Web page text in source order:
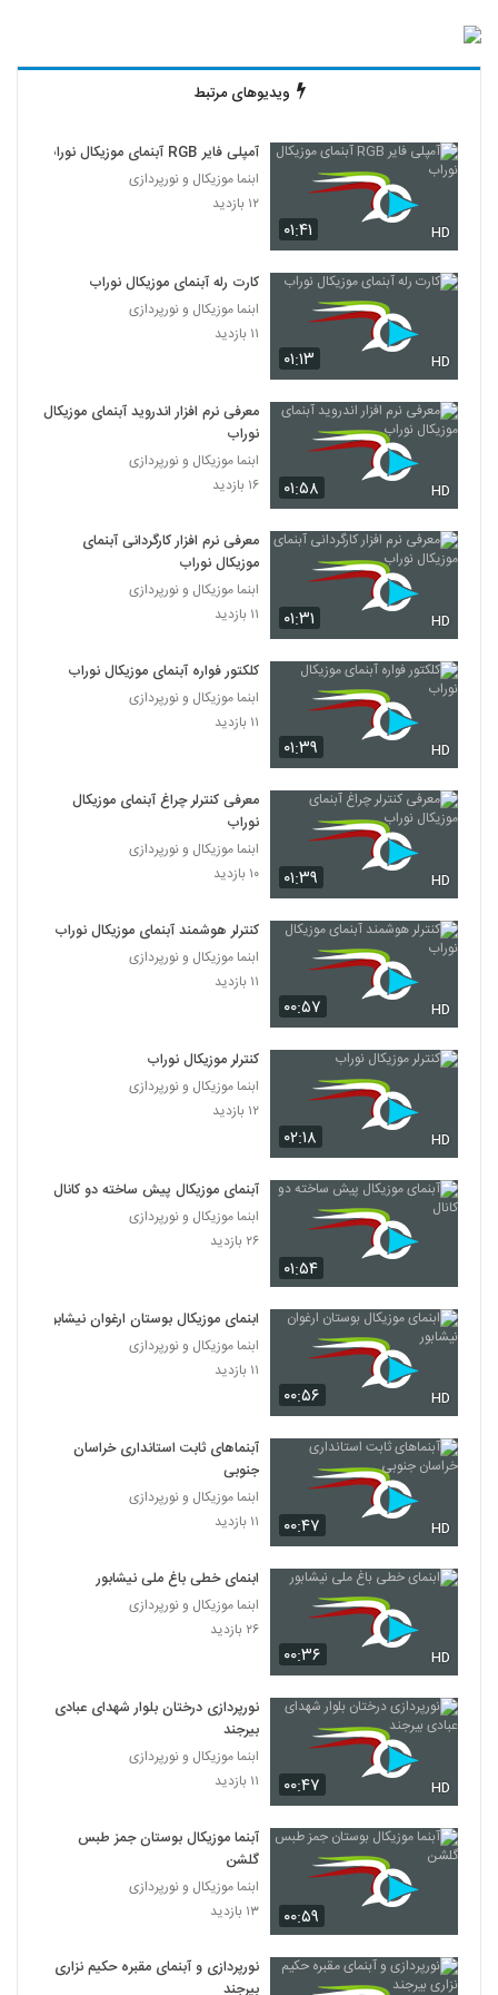
ویدیوهای مرتبط
۰۱:۴۱ HD
آمپلی فایر RGB آبنمای موزیکال نوراب
ابنما موزیکال و نورپردازی
۱۲ بازدید
۰۱:۱۳ HD
کارت رله آبنمای موزیکال نوراب
ابنما موزیکال و نورپردازی
۱۱ بازدید
۰۱:۵۸ HD
معرفی نرم افزار اندروید آبنمای موزیکال
نوراب
ابنما موزیکال و نورپردازی
۱۶ بازدید
۰۱:۳۱ HD
معرفی نرم افزار کارگردانی آبنمای
موزیکال نوراب
ابنما موزیکال و نورپردازی
۱۱ بازدید
۰۱:۳۹ HD
️کلکتور فواره آبنمای موزیکال نوراب️
ابنما موزیکال و نورپردازی
۱۱ بازدید
۰۱:۳۹ HD
معرفی کنترلر چراغ آبنمای موزیکال
نوراب
ابنما موزیکال و نورپردازی
۱۰ بازدید
۰۰:۵۷ HD
️کنترلر هوشمند آبنمای موزیکال نوراب️
ابنما موزیکال و نورپردازی
۱۱ بازدید
۰۲:۱۸ HD
️کنترلر موزیکال نوراب️
ابنما موزیکال و نورپردازی
۱۲ بازدید
۰۱:۵۴
️آبنمای موزیکال پیش ساخته دو کانال ️
ابنما موزیکال و نورپردازی
۲۶ بازدید
۰۰:۵۶ HD
️ابنمای موزیکال بوستان ارغوان نیشابور️
ابنما موزیکال و نورپردازی
۱۱ بازدید
۰۰:۴۷ HD
️آبنماهای ثابت استانداری خراسان
جنوبی ️
ابنما موزیکال و نورپردازی
۱۱ بازدید
۰۰:۳۶ HD
ابنمای خطی باغ ملی نیشابور
ابنما موزیکال و نورپردازی
۲۶ بازدید
۰۰:۴۷ HD
نورپردازی درختان بلوار شهدای عبادی
بیرجند
ابنما موزیکال و نورپردازی
۱۱ بازدید
۰۰:۵۹
آبنما موزیکال بوستان جمز طبس
گلشن
ابنما موزیکال و نورپردازی
۱۳ بازدید
️نورپردازی و آبنمای مقبره حکیم نزاری
بیرجند ️